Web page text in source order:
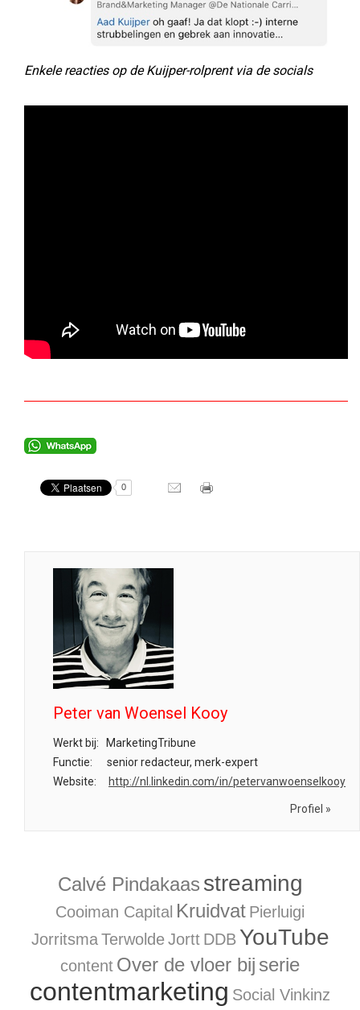
Enkele reacties op de Kuijper-rolprent via de socials
0
Peter van Woensel Kooy
Werkt bij:
MarketingTribune
Functie:
senior redacteur, merk-expert
Website:
http://nl.linkedin.com/in/petervanwoenselkooy
Profiel »
Calvé Pindakaas streaming
Cooiman Capital Kruidvat Pierluigi
Jorritsma Terwolde Jortt DDB YouTube
content Over de vloer bij serie
contentmarketing Social Vinkinz